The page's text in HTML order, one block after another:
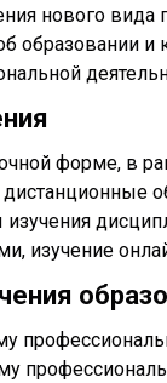
нового вида
образовании
форме, в
изучение